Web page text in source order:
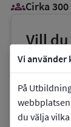
Vi använder
På
du välja
groups_3Cirka
Vill
phone
E-post:
link